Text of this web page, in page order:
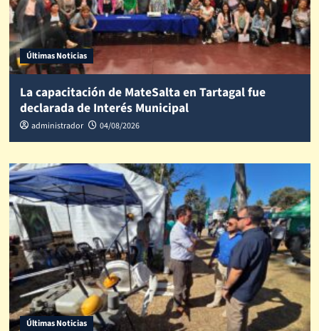
Últimas Noticias
La capacitación de MateSalta en Tartagal fue
declarada de Interés Municipal
administrador 04/08/2026
Últimas Noticias